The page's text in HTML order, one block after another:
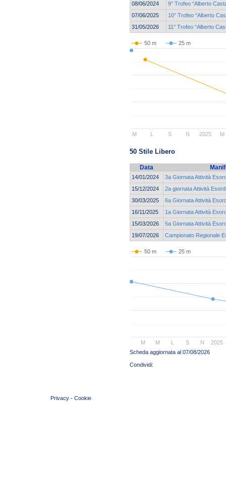
08/06/2024
9° Trofeo “Alberto
07/06/2025
10° Trofeo “Alberto
31/05/2026
11° Trofeo “Alberto
50 m 25 m
2025
M L S N M
50 Stile Libero
Data
14/01/2024
3a Giornata Attività
15/12/2024
2a giornata Attività
30/03/2025
6a Giornata Attività
16/11/2025
1a Giornata Attività
15/03/2026
5a Giornata Attività
19/07/2026
Campionato Regionale
50 m 25 m
2025
M M S N
Scheda aggiornata al 07/08/2026
Privacy - Cookie